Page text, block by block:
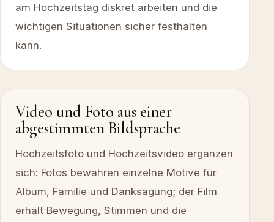
am Hochzeitstag diskret arbeiten und die
wichtigen Situationen sicher festhalten
kann.
Video und Foto aus einer
abgestimmten Bildsprache
Hochzeitsfoto und Hochzeitsvideo ergänzen
sich: Fotos bewahren einzelne Motive für
Album, Familie und Danksagung; der Film
erhält Bewegung, Stimmen und die